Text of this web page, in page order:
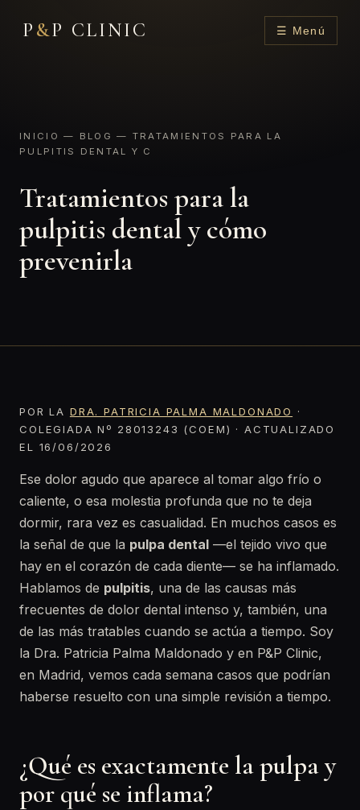
P &P CLINIC ☰ Menú
INICIO — BLOG — TRATAMIENTOS PARA LA
PULPITIS DENTAL Y C
Tratamientos para la
pulpitis dental y cómo
prevenirla
POR LA DRA. PATRICIA PALMA MALDONADO
·
COLEGIADA Nº 28013243 (COEM) · ACTUALIZADO
EL 16/06/2026
Ese dolor agudo que aparece al tomar algo frío o
caliente, o esa molestia profunda que no te deja
dormir, rara vez es casualidad. En muchos casos es
la señal de que la pulpa dental —el tejido vivo que
hay en el corazón de cada diente— se ha inflamado.
Hablamos de pulpitis, una de las causas más
frecuentes de dolor dental intenso y, también, una
de las más tratables cuando se actúa a tiempo. Soy
la Dra. Patricia Palma Maldonado y en P&P Clinic,
en Madrid, vemos cada semana casos que podrían
haberse resuelto con una simple revisión a tiempo.
¿Qué es exactamente la pulpa y
por qué se inflama?